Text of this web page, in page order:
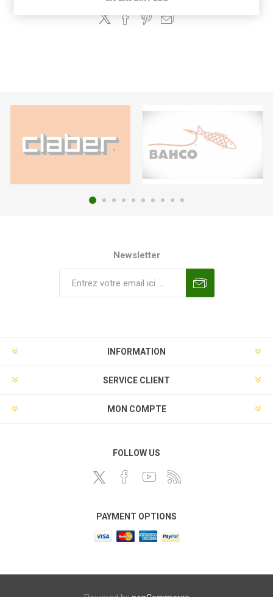
Newsletter
INFORMATION
SERVICE CLIENT
MON COMPTE
FOLLOW US
PAYMENT OPTIONS